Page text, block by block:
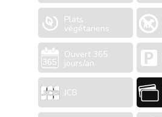
Plats
végétariens
Ouvert 365
jours/an
JCB